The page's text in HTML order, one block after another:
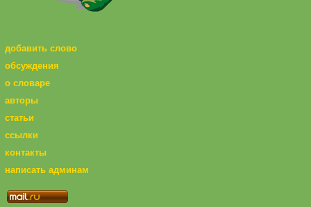
добавить слово
обсуждения
о словаре
авторы
статьи
ссылки
контакты
написать админам